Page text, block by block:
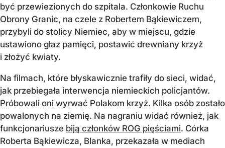
być przewiezionych do szpitala. Członkowie Ruchu
Obrony Granic, na czele z Robertem Bąkiewiczem,
przybyli do stolicy Niemiec, aby w miejscu, gdzie
ustawiono głaz pamięci, postawić drewniany krzyż
i złożyć kwiaty.
Na filmach, które błyskawicznie trafiły do sieci, widać,
jak przebiegała interwencja niemieckich policjantów.
Próbowali oni wyrwać Polakom krzyż. Kilka osób zostało
powalonych na ziemię. Na nagraniu widać również, jak
funkcjonariusze biją członków ROG pięściami. Córka
Roberta Bąkiewicza, Blanka, przekazała w mediach